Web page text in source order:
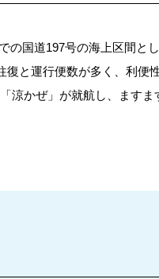
の国道197号の海上区間と
と運行便数が多く、利便
涼かぜ」が就航し、ます